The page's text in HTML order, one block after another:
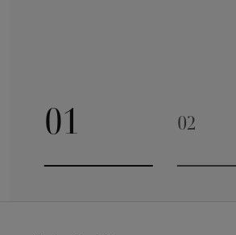
01
Go to slide 1
02